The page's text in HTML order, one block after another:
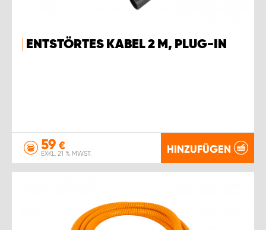
ENTSTÖRTES KABEL 2 M, PLUG-IN
59 €
EXKL. 21 % MWST. HINZUFÜGEN